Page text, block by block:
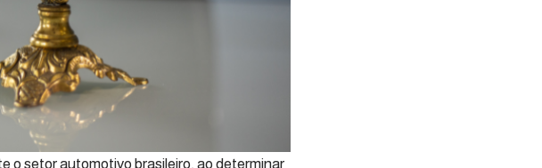
o setor automotivo brasileiro, ao determinar